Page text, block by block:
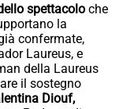
spettacolo che
la
confermate,
Laureus, e
della Laureus
il sostegno
Diouf,